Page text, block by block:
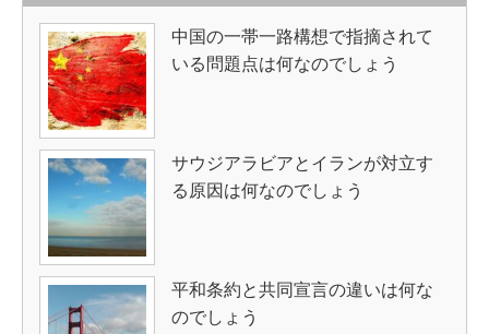
中国の一帯一路構想で指摘されて
いる問題点は何なのでしょう
サウジアラビアとイランが対立す
る原因は何なのでしょう
平和条約と共同宣言の違いは何な
のでしょう